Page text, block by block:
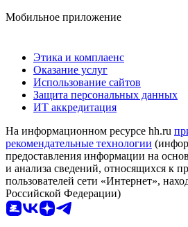
Мобильное приложение
Этика и комплаенс
Оказание услуг
Использование сайтов
Защита персональных данных
ИТ аккредитация
На информационном ресурсе hh.ru
рекомендательные технологии
предоставления информации на
и анализа сведений, относящихся к
пользователей сети «Интернет»,
Российской Федерации)